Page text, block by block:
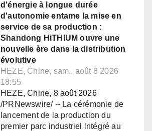
d'énergie à longue durée
d'autonomie entame la mise en
service de sa production :
Shandong HiTHIUM ouvre une
nouvelle ère dans la distribution
évolutive
HEZE, Chine, sam., août 8 2026
18:55
HEZE, Chine, 8 août 2026
/PRNewswire/ -- La cérémonie de
lancement de la production du
premier parc industriel intégré au